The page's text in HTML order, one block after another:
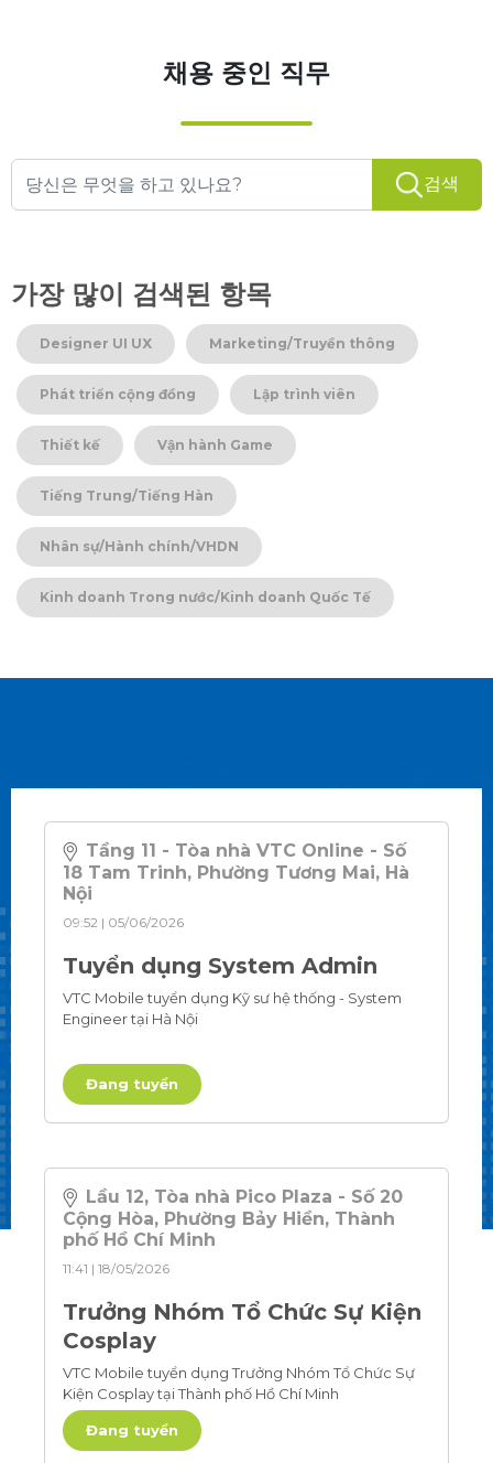
채용 중인 직무
검색
가장 많이 검색된 항목
Designer UI UX Marketing/Truyền thông
Phát triển cộng đồng Lập trình viên
Thiết kế Vận hành Game
Tiếng Trung/Tiếng Hàn
Nhân sự/Hành chính/VHDN
Kinh doanh Trong nước/Kinh doanh Quốc Tế
Tầng 11 - Tòa nhà VTC Online - Số
18 Tam Trinh, Phường Tương Mai, Hà
Nội
09:52 | 05/06/2026
Tuyển dụng System Admin
VTC Mobile tuyển dụng Kỹ sư hệ thống - System
Engineer tại Hà Nội
Đang tuyển
Lầu 12, Tòa nhà Pico Plaza - Số 20
Cộng Hòa, Phường Bảy Hiền, Thành
phố Hồ Chí Minh
11:41 | 18/05/2026
Trưởng Nhóm Tổ Chức Sự Kiện
Cosplay
VTC Mobile tuyển dụng Trưởng Nhóm Tổ Chức Sự
Kiện Cosplay tại Thành phố Hồ Chí Minh
Đang tuyển